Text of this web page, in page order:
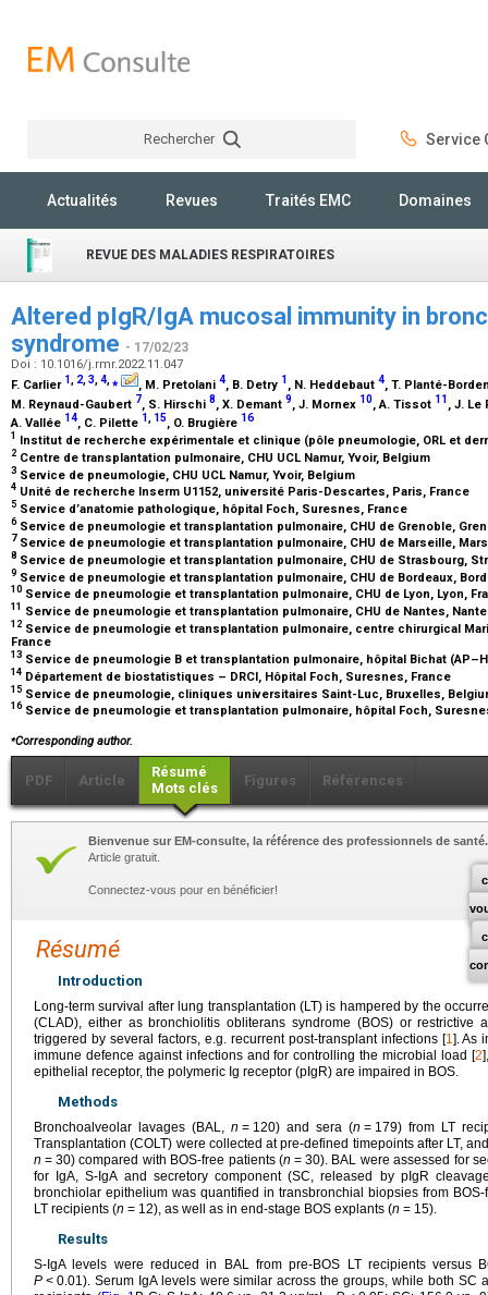
Rechercher Service
Actualités Revues Traités EMC Domaines
REVUE DES MALADIES RESPIRATOIRES
Altered pIgR/IgA mucosal immunity in
syndrome - 17/02/23
Doi : 10.1016/j.rmr.2022.11.047
F. Carlier 1, 2,3,4,⁎ , M. Pretolani 4, B. Detry 1 , N. Heddebaut 4, T. Planté-
M. Reynaud-Gaubert 7, S. Hirschi 8, X. Demant 9, J. Mornex 10, A. Tissot 11 , J. Le
A. Vallée 14, C. Pilette 1 , 15, O. Brugière 16
1 Institut de recherche expérimentale et clinique (pôle pneumologie, ORL et
2 Centre de transplantation pulmonaire, CHU UCL Namur, Yvoir, Belgium
3 Service de pneumologie, CHU UCL Namur, Yvoir, Belgium
4 Unité de recherche Inserm U1152, université Paris-Descartes, Paris, France
5 Service d’anatomie pathologique, hôpital Foch, Suresnes, France
6Service de pneumologie et transplantation pulmonaire, CHU de Grenoble,
7 Service de pneumologie et transplantation pulmonaire, CHU de Marseille,
8 Service de pneumologie et transplantation pulmonaire, CHU de Strasbourg,
9 Service de pneumologie et transplantation pulmonaire, CHU de Bordeaux,
10 Service de pneumologie et transplantation pulmonaire, CHU de Lyon, Lyon,
11 Service de pneumologie et transplantation pulmonaire, CHU de Nantes,
12 Service de pneumologie et transplantation pulmonaire, centre chirurgical
France
13 Service de pneumologie B et transplantation pulmonaire, hôpital Bichat
14 Département de biostatistiques – DRCI, Hôpital Foch, Suresnes, France
15 Service de pneumologie, cliniques universitaires Saint-Luc, Bruxelles,
16Service de pneumologie et transplantation pulmonaire, hôpital Foch,
⁎Corresponding author.
PDF Article
Résumé
Mots clés
Figures Références
Bienvenue sur EM-consulte, la référence des professionnels de santé.
Article gratuit.
Connectez-vous pour en bénéficier!
Résumé
Introduction
Long-term survival after lung transplantation (LT) is hampered by the
(CLAD), either as bronchiolitis obliterans syndrome (BOS) or restrictive
triggered by several factors, e.g. recurrent post-transplant infections [1]. As
immune defence against infections and for controlling the microbial load [2
epithelial receptor, the polymeric Ig receptor (pIgR) are impaired in BOS.
Methods
Bronchoalveolar lavages (BAL, n = 120) and sera (n = 179) from LT
Transplantation (COLT) were collected at pre-defined timepoints after LT,
n = 30) compared with BOS-free patients (n = 30). BAL were assessed for
for IgA, S-IgA and secretory component (SC, released by pIgR
bronchiolar epithelium was quantified in transbronchial biopsies from BOS-
LT recipients (n = 12), as well as in end-stage BOS explants (n = 15).
Results
S-IgA levels were reduced in BAL from pre-BOS LT recipients versus
P < 0.01). Serum IgA levels were similar across the groups, while both SC